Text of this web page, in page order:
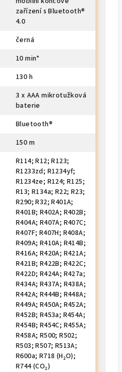
zařízení s Bluetooth®
4.0
černá
10 min*
130 h
3 x AAA mikrotužková
baterie
Bluetooth®
150 m
R114; R12; R123;
R1233zd; R1234yf;
R1234ze; R124; R125;
R13; R134a; R22; R23;
R290; R32; R401A;
R401B; R402A; R402B;
R404A; R407A; R407C;
R407F; R407H; R408A;
R409A; R410A; R414B;
R416A; R420A; R421A;
R421B; R422B; R422C;
R422D; R424A; R427a;
R434A; R437A; R438A;
R442A; R444B; R448A;
R449A; R450A; R452A;
R452B; R453a; R454A;
R454B; R454C; R455A;
R458A; R500; R502;
R503; R507; R513A;
R600a; R718 (H₂O);
R744 (CO₂)